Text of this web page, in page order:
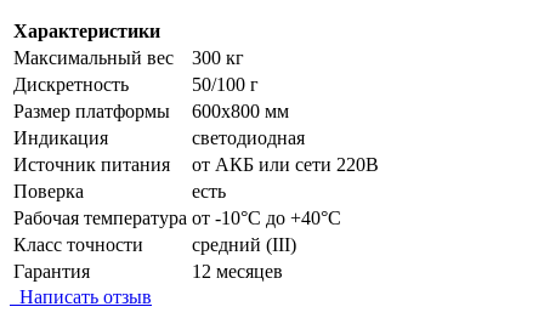
Характеристики
Максимальный вес
300 кг
Дискретность
50/100 г
Размер платформы
600х800 мм
Индикация
светодиодная
Источник питания
от АКБ или сети 220В
Поверка
есть
Рабочая температура от -10°C до +40°C
Класс точности
средний (III)
Гарантия
12 месяцев
Написать отзыв